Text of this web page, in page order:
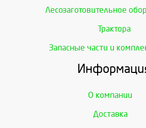
Лесозаготовительное
Трактора
Запасные части и
О компании
Доставка